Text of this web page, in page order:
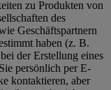
zu Produkten von
des
Geschäftspartnern
haben (z. B.
der Erstellung eines
persönlich per E-
kontaktieren, aber